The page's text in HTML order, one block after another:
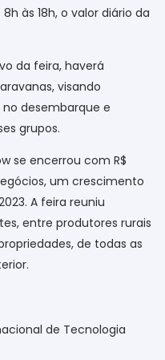
às 18h, o valor diário da
da feira, haverá
visando
desembarque e
grupos.
se encerrou com R$
um crescimento
A feira reuniu
entre produtores rurais
de todas as
de Tecnologia